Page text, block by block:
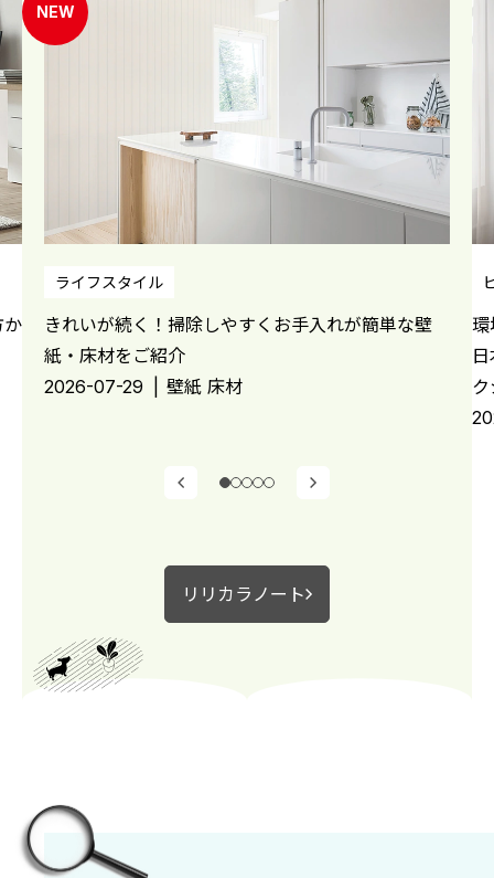
か
ライフスタイル
きれいが続く！掃除しやすくお手入れが簡単な壁
紙・床材をご紹介
2026-07-29
壁紙 床材
環
リリカラノート